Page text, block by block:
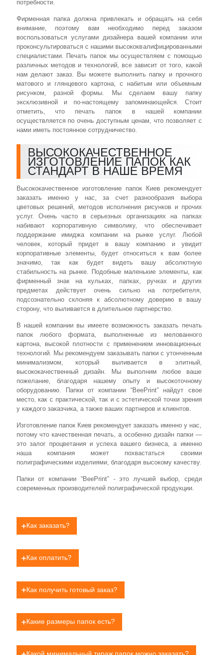
потребности.
Фирменная папка должна привлекать и обращать на себя
внимание, поэтому вам необходимо перед заказом
воспользоваться услугами дизайнера вашей компании или
проконсультироваться с нашими высококвалифицированными
специалистами. Печать папок мы осуществляем с помощью
различных методов и технологий, все зависит от того, какой
нам делают заказ. Вы можете выполнить папку и прочного
матового и глянцевого картона, с набитым или объемным
рисунком, разной формы. Мы сделаем вашу папку
эксклюзивной и по-настоящему запоминающейся. Стоит
отметить, что печать папок в нашей компании
осуществляется по очень доступным ценам, что позволяет с
нами иметь постоянное сотрудничество.
ВЫСОКОКАЧЕСТВЕННОЕ
ИЗГОТОВЛЕНИЕ ПАПОК КАК
СТАНДАРТ В НАШЕ ВРЕМЯ
Высококачественное изготовление папок Киев рекомендует
заказать именно у нас, за счет разнообразия выбора
цветовых решений, методов исполнения рисунков и прочих
услуг. Очень часто в серьезных организациях на папках
набивают корпоративную символику, что обеспечивает
поддержание имиджа компании на рынке услуг. Любой
человек, который придет в вашу компанию и увидит
корпоративные элементы, будет относиться к вам более
значимо, так как будет видеть вашу абсолютную
стабильность на рынке. Подобные маленькие элементы, как
фирменный знак на кульках, папках, ручках и других
предметах действует очень сильно на потребителя,
подсознательно склоняя к абсолютному доверию в вашу
сторону, что выливается в длительное партнерство.
В нашей компании вы имеете возможность заказать печать
папок любого формата, выполненные из мелованного
картона, высокой плотности с применением инновационных
технологий. Мы рекомендуем заказывать папки с утонченным
минимализмом, который выливается в элитный,
высококачественный дизайн. Мы выполним любое ваше
пожелание, благодаря нашему опыту и высокоточному
оборудованию. Папки от компании “BeePrint” найдут свое
место, как с практической, так и с эстетической точки зрения
у каждого заказчика, а также ваших партнеров и клиентов.
Изготовление папок Киев рекомендует заказать именно у нас,
потому что качественная печать, а особенно дизайн папки —
это залог процветания и успеха вашего бизнеса, а именно
наша компания может похвастаться своими
полиграфическими изделиями, благодаря высокому качеству.
Папки от компании “BeePrint” - это лучшей выбор, среди
современных производителей полиграфической продукции.
Как заказать?
Как оплатить?
и по безналичному расчету. При заказе у нас в офисе
Как получить готовый заказ?
тарифам операторов.
Какие размеры папок есть?
материала, который будет находится в них. Как